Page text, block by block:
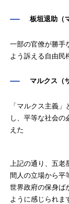
板垣退助（
一部の官僚が勝手
よう訴える自由民
マルクス（
「マルクス主義
し、平等な社会
えた
上記の通り、五
間人の立場から平
世界政府の保身ば
ように感じられま